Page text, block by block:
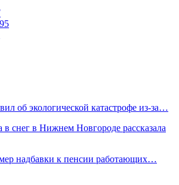
об экологической катастрофе из-за…
снег в Нижнем Новгороде рассказала
надбавки к пенсии работающих…